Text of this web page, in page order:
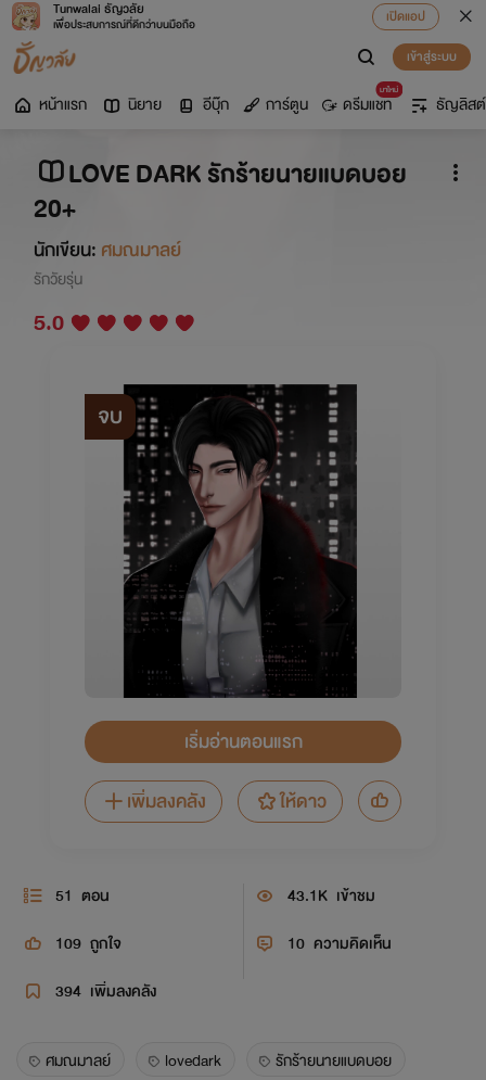
Tunwalai ธัญวลัย
เพื่อประสบการณ์ที่ดีกว่าบนมือถือ
เปิดแอป
เข้าสู่ระบบ
หน้าแรก นิยาย อีบุ๊ก การ์ตูน
มาใหม่
ดรีมแชท ธัญลิสต์
LOVE DARK รักร้ายนายแบดบอย
20+
นักเขียน: ศมณมาลย์
รักวัยรุ่น
5.0
จบ
เริ่มอ่านตอนแรก
เพิ่มลงคลัง
ให้ดาว
51 ตอน 43.1K เข้าชม
109 ถูกใจ 10 ความคิดเห็น
394 เพิ่มลงคลัง
ศมณมาลย์ lovedark
รักร้ายนายแบดบอย